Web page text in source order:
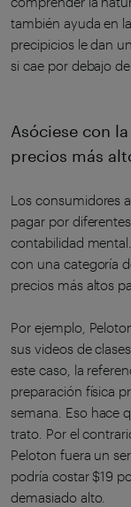
también ayuda en
precipicios le dan
si cae por debajo
Asóciese con
precios más
Los consumidores
pagar por
contabilidad
con una categoría
precios más altos
Por ejemplo,
sus videos de
este caso, la
preparación física
semana. Eso hace
trato. Por el
Peloton fuera un
podría costar $19
demasiado alto.